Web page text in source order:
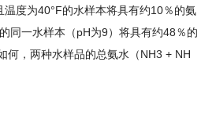
度为40°F的水样本将具有约10％的氨
同一水样本（pH为9）将具有约48％的
何，两种水样品的总氨水（NH3 + NH